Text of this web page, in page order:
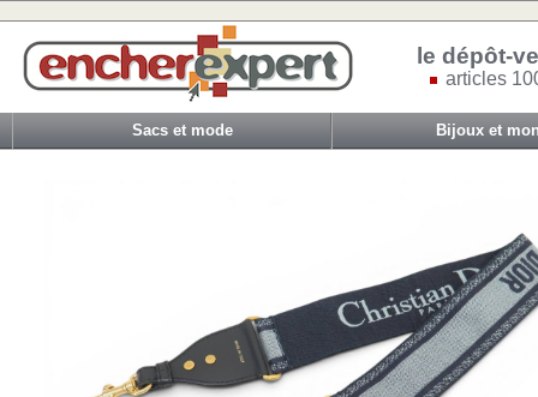
le dépôt-
articles
Sacs et mode Bijoux et